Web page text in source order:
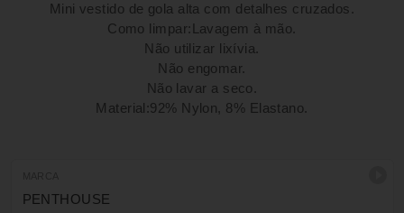
Mini vestido de gola alta com detalhes cruzados.
Como limpar:Lavagem à mão.
Não utilizar lixívia.
Não engomar.
Não lavar a seco.
Material:92% Nylon, 8% Elastano.
PENTHOUSE